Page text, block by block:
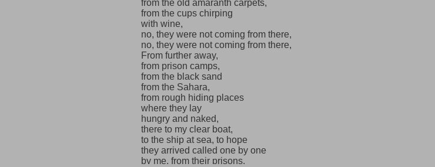
from the old amaranth carpets,
from the cups chirping
with wine,
no, they were not coming from there,
no, they were not coming from there,
From further away,
from prison camps,
from the black sand
from the Sahara,
from rough hiding places
where they lay
hungry and naked,
there to my clear boat,
to the ship at sea, to hope
they arrived called one by one
by me, from their prisons,